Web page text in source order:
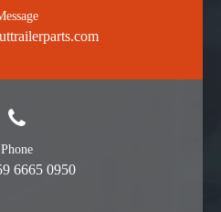
Phone
6665 0950